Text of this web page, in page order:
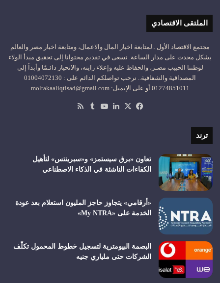
الملتقى الاقتصادي
مجتمع الاقتصاد الأول ..لمتابعة اخبار المال والاعمال، ومتابعة اخبار مصر والعالم
بشكل محدث على مدار الساعة. نسعى في تقديم محتوانا إلى تحقيق مبدأ الولاء
لوطننا الحبيب مصـر، والحفاظ عليه وإعلاء رايته، والانحياز دائـمًا وأبداً إلى
المصداقية والشفافية.. نرحب تواصلكم الدائم على : 01004072130
01274851011 أو على الإيميل: moltakaaliqtisad@gmail.com
فيسبوك
‫X لينكدإن‫YouTube
ترند
تعاون «برق سيستمز» و«سبرينتس» لتأهيل
الكفاءات الناشئة في الذكاء الاصطناعي
«أرقامي» يتجاوز حاجز المليون استعلام بعد عودة
الخدمة على «My NTRA»
البصمة البيومترية لتسجيل خطوط المحمول تكلّف
الشركات حتى ملياري جنيه